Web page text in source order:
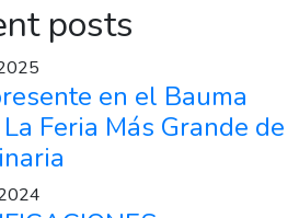
posts
en el Bauma
Feria Más Grande de